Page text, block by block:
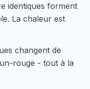
identiques forment
La chaleur est
changent de
rouge - tout à la